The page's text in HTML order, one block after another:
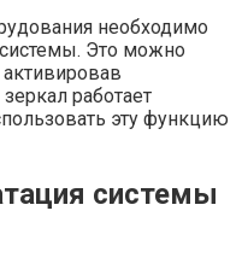
необходимо
системы. Это можно
работает
эту функцию
системы